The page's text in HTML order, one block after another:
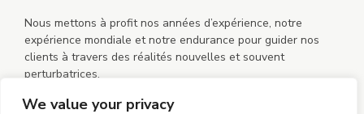
We value your privacy
Nous mettons à profit nos années d’expérience, notre
expérience mondiale et notre endurance pour guider nos
clients à travers des réalités nouvelles et souvent
perturbatrices.